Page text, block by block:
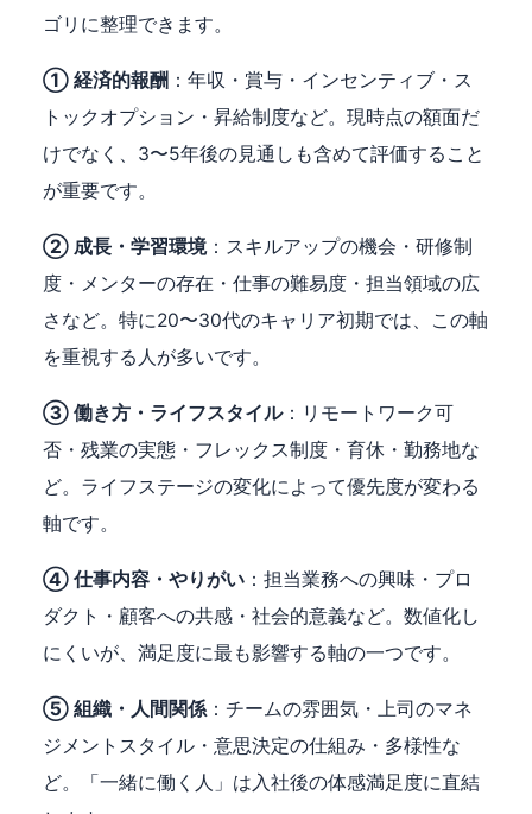
ゴリに整理できます。
① 経済的報酬 ：年収・賞与・インセンティブ・ス
トックオプション・昇給制度など。現時点の額面だ
けでなく、3〜5年後の見通しも含めて評価すること
が重要です。
② 成長・学習環境：スキルアップの機会・研修制
度・メンターの存在・仕事の難易度・担当領域の広
さなど。特に20〜30代のキャリア初期では、この軸
を重視する人が多いです。
③ 働き方・ライフスタイル：リモートワーク可
否・残業の実態・フレックス制度・育休・勤務地な
ど。ライフステージの変化によって優先度が変わる
軸です。
④ 仕事内容・やりがい ：担当業務への興味・プロ
ダクト・顧客への共感・社会的意義など。数値化し
にくいが、満足度に最も影響する軸の一つです。
⑤ 組織・人間関係 ：チームの雰囲気・上司のマネ
ジメントスタイル・意思決定の仕組み・多様性な
ど。「一緒に働く人」は入社後の体感満足度に直結